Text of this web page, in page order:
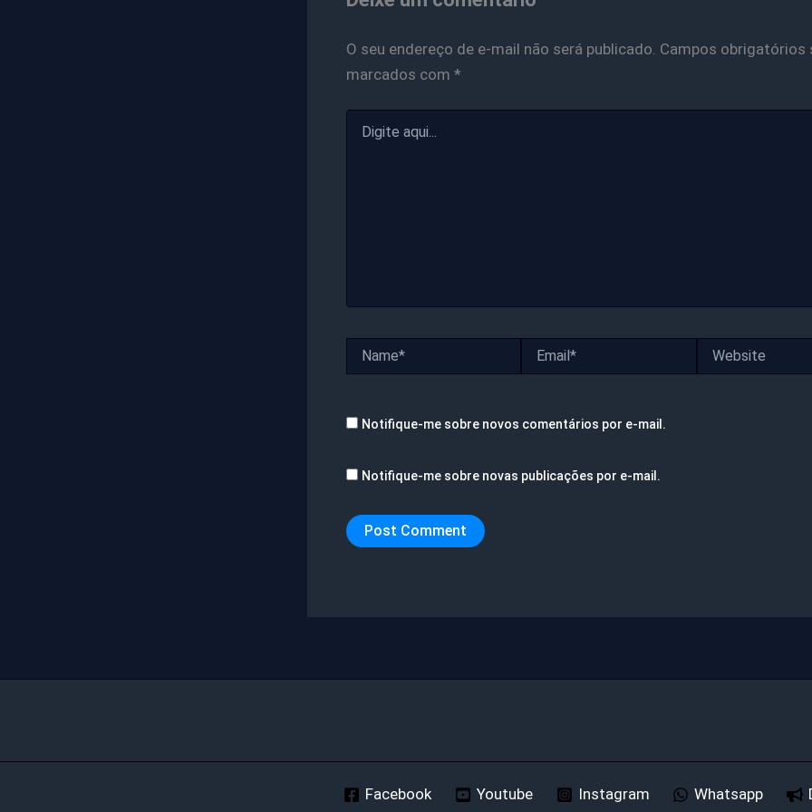
O seu endereço de e-mail não será publicado. Campos obrigatórios
marcados com *
aqui...
Notifique-me sobre novos comentários por e-mail.
Notifique-me sobre novas publicações por e-mail.
Facebook Youtube Instagram Whatsapp